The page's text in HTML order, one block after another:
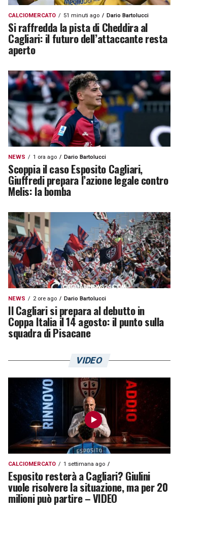
CALCIOMERCATO 51 minuti ago Dario Bartolucci
Si raffredda la pista di Cheddira al
Cagliari: il futuro dell’attaccante resta
aperto
NEWS 1 ora ago Dario Bartolucci
Scoppia il caso Esposito Cagliari,
Giuffredi prepara l’azione legale contro
Melis: la bomba
NEWS 2 ore ago Dario Bartolucci
Il Cagliari si prepara al debutto in
Coppa Italia il 14 agosto: il punto sulla
squadra di Pisacane
VIDEO
CALCIOMERCATO 1 settimana ago
Esposito resterà a Cagliari? Giulini
vuole risolvere la situazione, ma per 20
milioni può partire – VIDEO